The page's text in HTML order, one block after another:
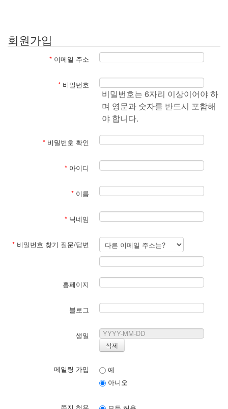
회원가입
* 이메일 주소
* 비밀번호
비밀번호는 6자리 이상이어야 하
며 영문과 숫자를 반드시 포함해
야 합니다.
* 비밀번호 확인
* 아이디
* 이름
* 닉네임
* 비밀번호 찾기 질문/답변
홈페이지
블로그
생일
메일링 가입
예
아니오